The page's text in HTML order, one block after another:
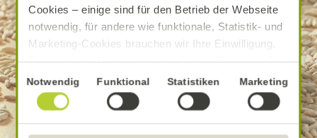
Cookies – einige sind für den Betrieb der Webseite
notwendig, für andere wie funktionale, Statistik- und
Marketing-Cookies brauchen wir Ihre Einwilligung.
Das optimale Nutzererlebnis erhalten Sie, wenn Sie
„Alle Cookies erlauben“ anklicken. Ihre Einwilligung
umfasst in diesem Fall auch den Einsatz von
Dienstleistern in Drittländern, die kein mit der EU
Einwilligungsauswahl
Notwendig Funktional Statistiken Marketing